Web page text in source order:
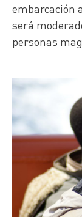
embarcación
será
personas